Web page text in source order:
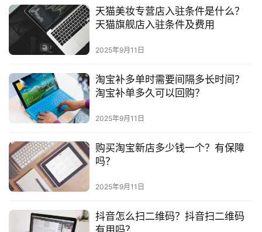
天猫美妆专营店入驻条件是什么？
天猫旗舰店入驻条件及费用
2025年9月11日
淘宝补多单时需要间隔多长时间？
淘宝补单多久可以回购？
2025年9月11日
购买淘宝新店多少钱一个？有保障
吗？
2025年9月11日
抖音怎么扫二维码？抖音扫二维码